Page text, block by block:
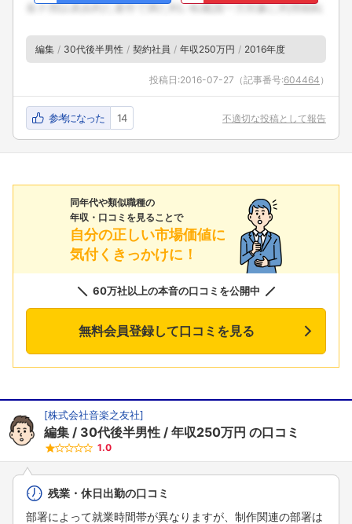
編集 30代後半男性 契約社員 年収250万円 2016年度
投稿日:2016-07-27 （記事番号:604464 ）
参考になった 14 不適切な投稿として報告
同年代や類似職種の
年収・口コミを見ることで
自分の正しい市場価値に
気付くきっかけに！
60万社以上の本音の口コミを公開中
無料会員登録して口コミを見る
[株式会社音楽之友社]
編集 30代後半男性 年収250万円 の口コミ
1.0
残業・休日出勤の口コミ
部署によって就業時間帯が異なりますが、制作関連の部署は